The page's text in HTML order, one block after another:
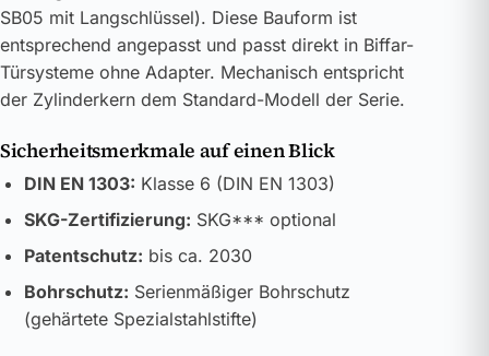
SB05 mit Langschlüssel). Diese Bauform ist
entsprechend angepasst und passt direkt in Biffar-
Türsysteme ohne Adapter. Mechanisch entspricht
der Zylinderkern dem Standard-Modell der Serie.
Sicherheitsmerkmale auf einen Blick
DIN EN 1303: Klasse 6 (DIN EN 1303)
SKG-Zertifizierung: SKG*** optional
Patentschutz: bis ca. 2030
Bohrschutz: Serienmäßiger Bohrschutz
(gehärtete Spezialstahlstifte)